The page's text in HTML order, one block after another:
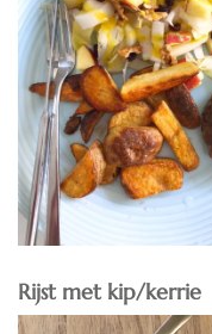
Rijst met kip/kerrie